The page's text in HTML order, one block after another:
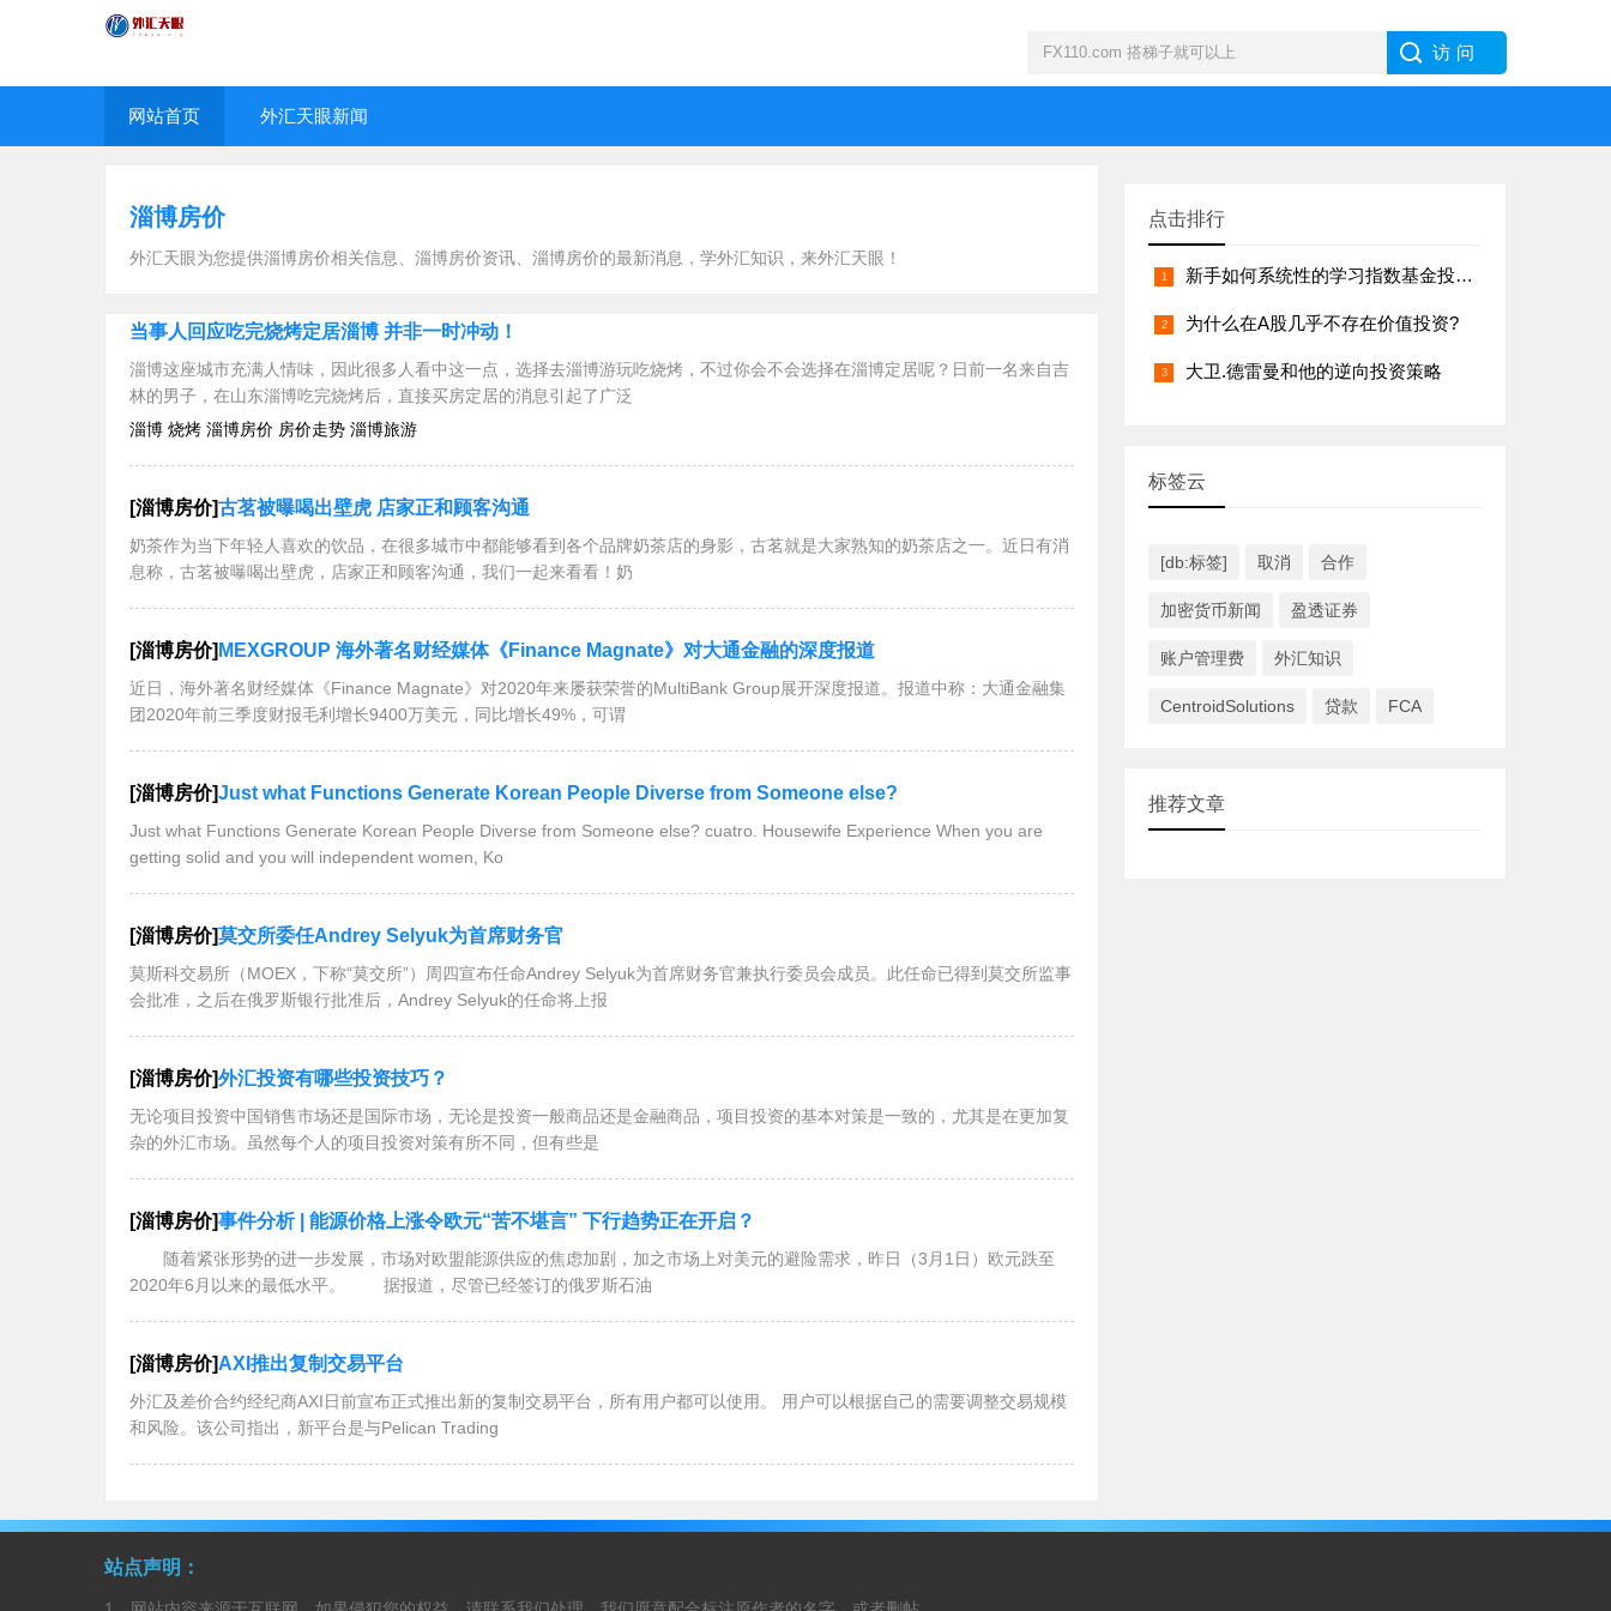
网站首页 外汇天眼新闻
淄博房价
外汇天眼为您提供淄博房价相关信息、淄博房价资讯、淄博房价的最新消息，学外汇知识，来外汇天眼！
当事人回应吃完烧烤定居淄博 并非一时冲动！
淄博这座城市充满人情味，因此很多人看中这一点，选择去淄博游玩吃烧烤，不过你会不会选择在淄博定居呢？日前一名来自吉
林的男子，在山东淄博吃完烧烤后，直接买房定居的消息引起了广泛
淄博 烧烤 淄博房价 房价走势 淄博旅游
[淄博房价]古茗被曝喝出壁虎 店家正和顾客沟通
奶茶作为当下年轻人喜欢的饮品，在很多城市中都能够看到各个品牌奶茶店的身影，古茗就是大家熟知的奶茶店之一。近日有消
息称，古茗被曝喝出壁虎，店家正和顾客沟通，我们一起来看看！奶
[淄博房价] MEXGROUP 海外著名财经媒体《Finance Magnate》对大通金融的深度报道
近日，海外著名财经媒体《Finance Magnate》对2020年来屡获荣誉的MultiBank Group展开深度报道。报道中称：大通金融集
团2020年前三季度财报毛利增长9400万美元，同比增长49%，可谓
[淄博房价]Just what Functions Generate Korean People Diverse from Someone else?
Just what Functions Generate Korean People Diverse from Someone else? cuatro. Housewife Experience When you are
getting solid and you will independent women, Ko
[淄博房价]莫交所委任Andrey Selyuk为首席财务官
莫斯科交易所（MOEX，下称“莫交所”）周四宣布任命Andrey Selyuk为首席财务官兼执行委员会成员。此任命已得到莫交所监事
会批准，之后在俄罗斯银行批准后，Andrey Selyuk的任命将上报
[淄博房价]外汇投资有哪些投资技巧？
无论项目投资中国销售市场还是国际市场，无论是投资一般商品还是金融商品，项目投资的基本对策是一致的，尤其是在更加复
杂的外汇市场。虽然每个人的项目投资对策有所不同，但有些是
[淄博房价]事件分析 | 能源价格上涨令欧元“苦不堪言” 下行趋势正在开启？
随着紧张形势的进一步发展，市场对欧盟能源供应的焦虑加剧，加之市场上对美元的避险需求，昨日（3月1日）欧元跌至
2020年6月以来的最低水平。 据报道，尽管已经签订的俄罗斯石油
[淄博房价]AXI推出复制交易平台
外汇及差价合约经纪商AXI日前宣布正式推出新的复制交易平台，所有用户都可以使用。 用户可以根据自己的需要调整交易规模
和风险。该公司指出，新平台是与Pelican Trading
点击排行
新手如何系统性的学习指数基金投资？
为什么在A股几乎不存在价值投资?
大卫.德雷曼和他的逆向投资策略
标签云
[db:标签] 取消 合作
加密货币新闻 盈透证券
账户管理费 外汇知识
CentroidSolutions 贷款 FCA
推荐文章
站点声明：